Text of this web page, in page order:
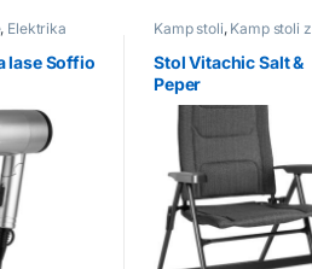
, Elektrika
lase Soffio
Kamp stoli, Kamp stoli z
naslonom
Stol Vitachic Salt &
Peper